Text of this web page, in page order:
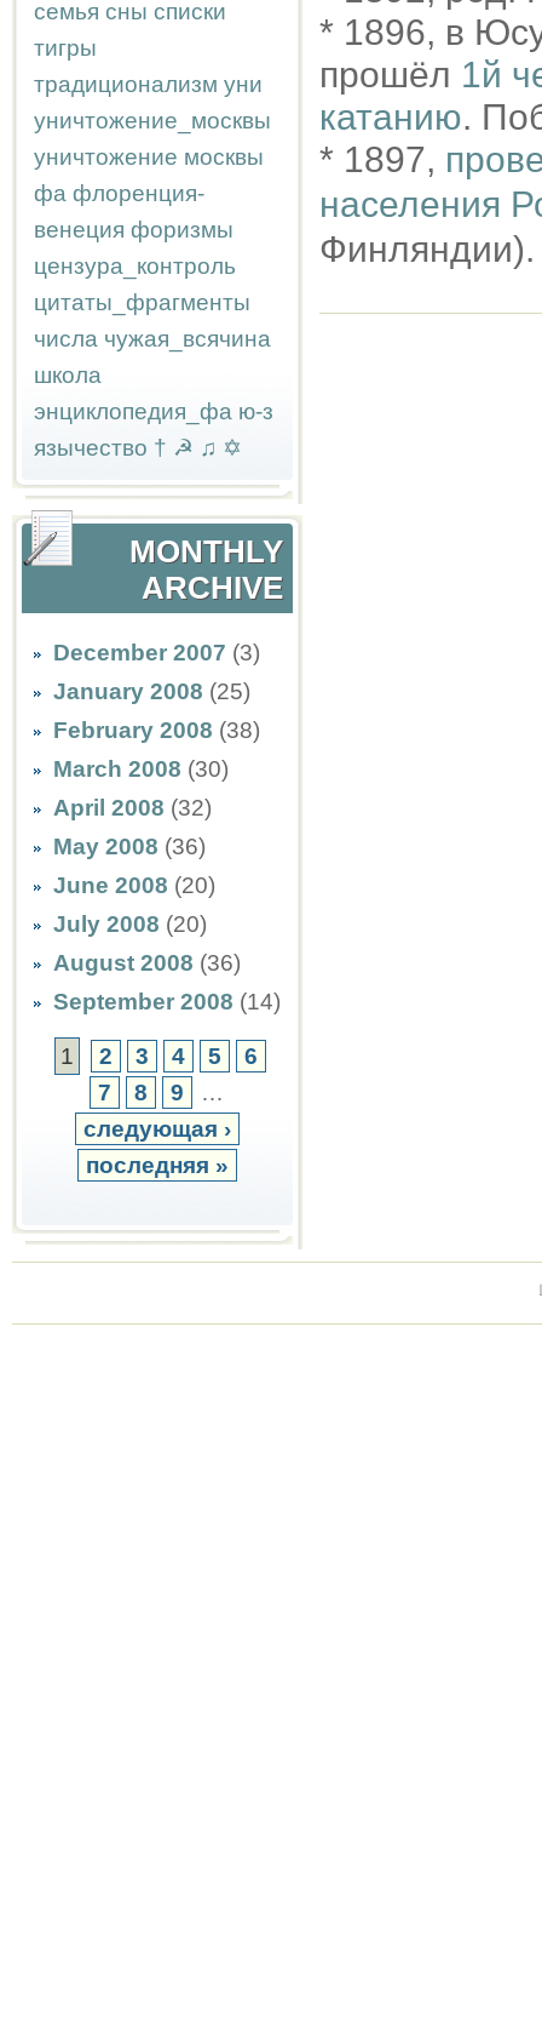
семья сны списки
тигры
традиционализм уни
уничтожение_москвы
уничтожение москвы
фа флоренция-
венеция форизмы
цензура_контроль
цитаты_фрагменты
числа чужая_всячина
школа
энциклопедия_фа ю-з
язычество † ☭ ♫ ✡
MONTHLY
ARCHIVE
December 2007 (3)
January 2008 (25)
February 2008 (38)
March 2008 (30)
April 2008 (32)
May 2008 (36)
June 2008 (20)
July 2008 (20)
August 2008 (36)
September 2008 (14)
1 2 3 4 5
6
7
8 9
…
следующая ›
последняя »
* 1896, в
прошёл 1й
катанию.
* 1897,
населения
Финляндии).